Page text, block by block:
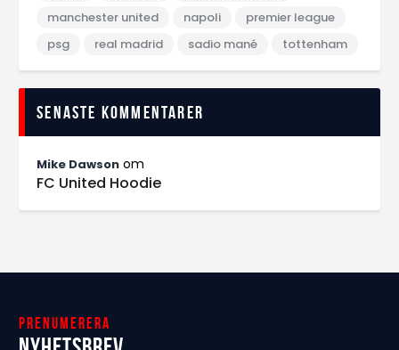
manchester united
napoli
premier league
psg
real madrid sadio mané tottenham
Senaste kommentarer
Mike Dawson om
FC United Hoodie
Prenumerera